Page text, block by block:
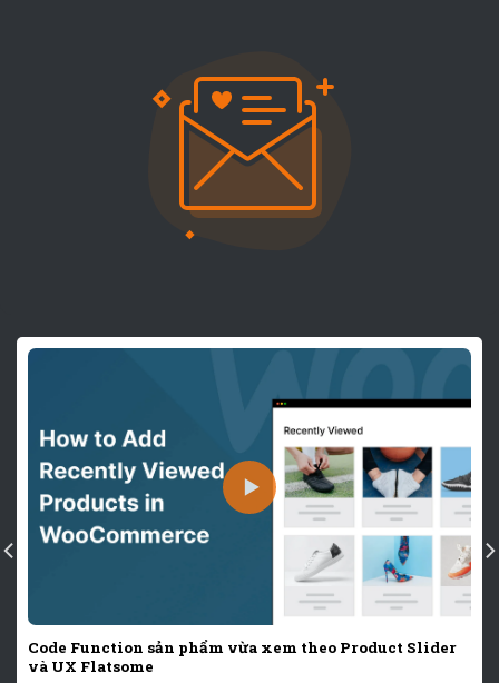
Code Function sản phẩm vừa xem theo Product Slider
và UX Flatsome